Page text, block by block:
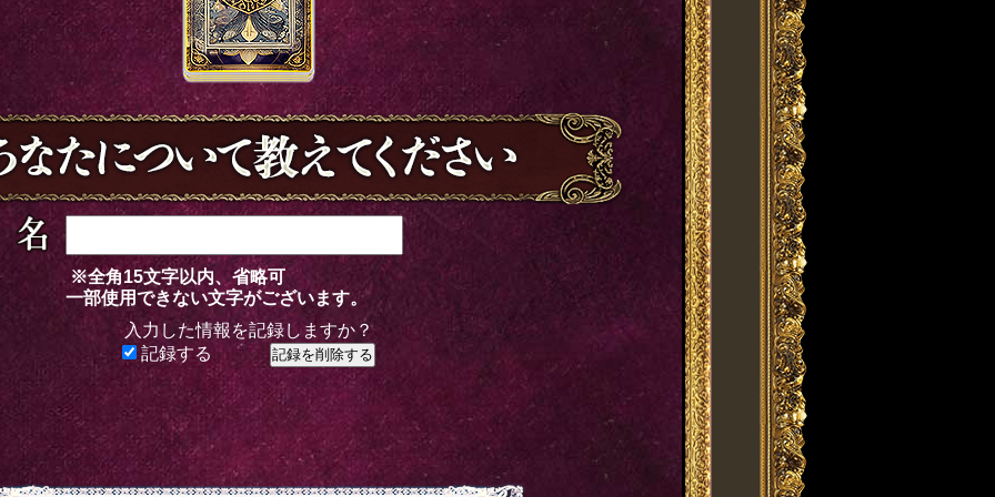
※全角15文字以内、省略可
一部使用できない文字がございます。
入力した情報を記録しますか？
記録する
鑑定する」 をクリックすると、鑑定結果の一部を無料でご覧になれます。